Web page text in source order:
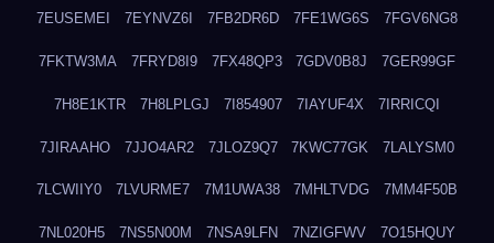
7EUSEMEI 7EYNVZ6I 7FB2DR6D 7FE1WG6S 7FGV6NG8
7FKTW3MA 7FRYD8I9 7FX48QP3 7GDV0B8J 7GER99GF
7H8E1KTR 7H8LPLGJ 7I854907 7IAYUF4X 7IRRICQI
7JIRAAHO 7JJO4AR2 7JLOZ9Q7 7KWC77GK 7LALYSM0
7LCWIIY0 7LVURME7 7M1UWA38 7MHLTVDG 7MM4F50B
7NL020H5 7NS5N00M 7NSA9LFN 7NZIGFWV 7O15HQUY